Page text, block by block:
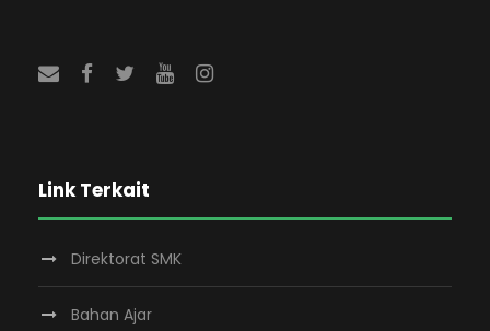
Link Terkait
Direktorat SMK
Bahan Ajar